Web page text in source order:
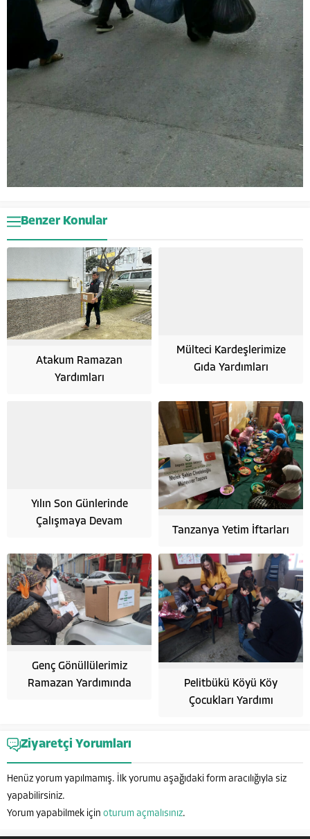
Benzer Konular
Atakum Ramazan
Yardımları
Mülteci Kardeşlerimize
Gıda Yardımları
Yılın Son Günlerinde
Çalışmaya Devam
Tanzanya Yetim İftarları
Genç Gönüllülerimiz
Ramazan Yardımında
Pelitbükü Köyü Köy
Çocukları Yardımı
Ziyaretçi Yorumları
Henüz yorum yapılmamış. İlk yorumu aşağıdaki form aracılığıyla siz
yapabilirsiniz.
Yorum yapabilmek için oturum açmalısınız.